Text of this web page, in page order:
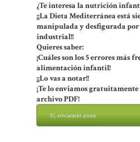
¿Te interesa la nutrición
¡¡La Dieta Mediterránea está
manipulada y desfigurada
industrial!!
Quieres saber:
¡Cuáles son los 5 errores más
alimentación infantil!
¡¡Lo vas a notar!!
¡Te lo enviamos gratuitamente
archivo PDF!
Sí, enviamelo ahora